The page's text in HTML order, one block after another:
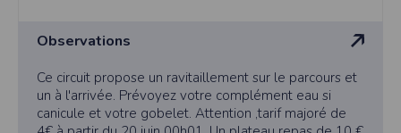
Observations
Ce circuit propose un ravitaillement sur le parcours et
un à l'arrivée. Prévoyez votre complément eau si
canicule et votre gobelet. Attention ,tarif majoré de